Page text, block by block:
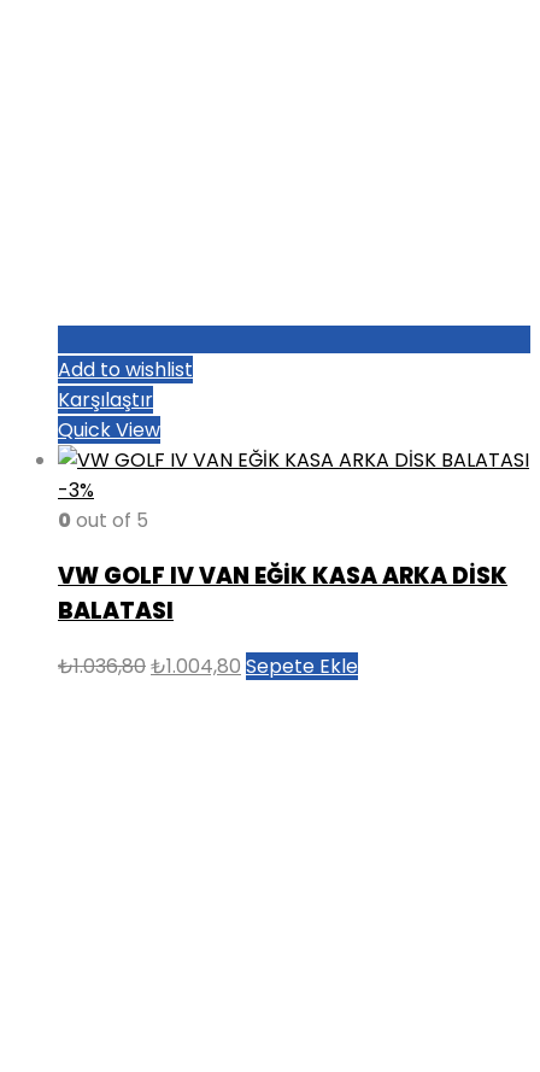
Add to wishlist
Karşılaştır
Quick View
-3%
0 out of 5
VW GOLF IV VAN EĞİK KASA ARKA DİSK
BALATASI
₺1.036,80Orijinal
₺1.004,80 Şu
Sepete Ekle